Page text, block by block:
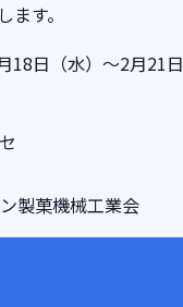
す。
18日（水）～2月21日
製菓機械工業会